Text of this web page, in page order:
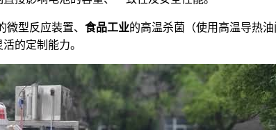
微型反应装置、 食品工业的高温杀菌（使用高温导热
的定制能力。